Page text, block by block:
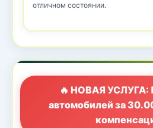
отличном состоянии.
🔥 НОВАЯ УСЛУГА:
автомобилей за